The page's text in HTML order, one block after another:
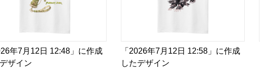
年7月12日 12:48」に作成
ザイン
「2026年7月12日 12:58」に作成
したデザイン